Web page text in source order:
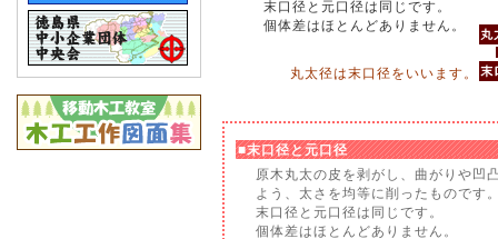
末口径と元口径は同じです。
個体差はほとんどありません。
丸太径は末口径をいいます。
■末口径と元口径
原木丸太の皮を剥がし、曲がりや凹
よう、太さを均等に削ったものです
末口径と元口径は同じです。
個体差はほとんどありません。